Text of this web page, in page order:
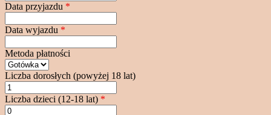
Data przyjazdu *
Data wyjazdu *
Metoda płatności
Liczba dorosłych (powyżej 18 lat)
Liczba dzieci (12-18 lat) *